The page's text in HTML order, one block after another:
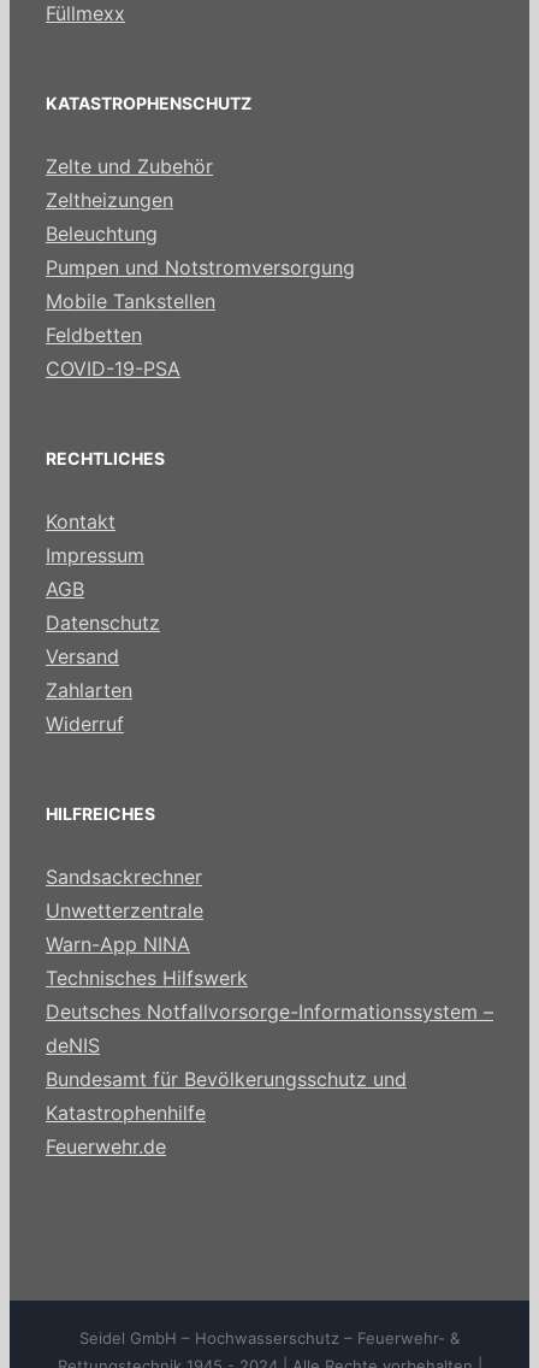
Füllmexx
KATASTROPHENSCHUTZ
Zelte und Zubehör
Zeltheizungen
Beleuchtung
Pumpen und Notstromversorgung
Mobile Tankstellen
Feldbetten
COVID-19-PSA
RECHTLICHES
Kontakt
Impressum
AGB
Datenschutz
Versand
Zahlarten
Widerruf
HILFREICHES
Sandsackrechner
Unwetterzentrale
Warn-App NINA
Technisches Hilfswerk
Deutsches Notfallvorsorge-Informationssystem –
deNIS
Bundesamt für Bevölkerungsschutz und
Katastrophenhilfe
Feuerwehr.de
Seidel GmbH – Hochwasserschutz – Feuerwehr- &